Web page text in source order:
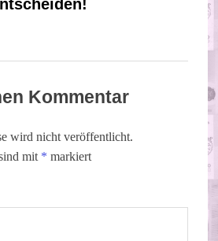
Kommentar
wird nicht veröffentlicht.
mit * markiert